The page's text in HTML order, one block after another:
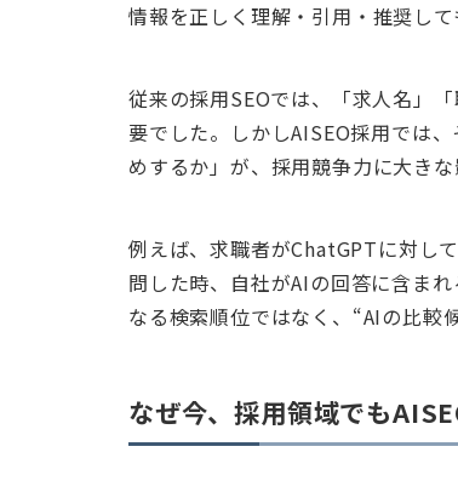
情報を正しく理解・引用・推奨し
従来の採用SEOでは、「求人名」
要でした。しかしAISEO採用では
めするか」が、採用競争力に大きな
例えば、求職者がChatGPTに対し
問した時、自社がAIの回答に含ま
なる検索順位ではなく、“AIの比較
なぜ今、採用領域でも